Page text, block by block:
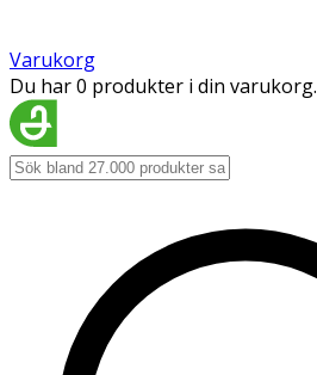
Varukorg
Du har 0 produkter i din varukorg.